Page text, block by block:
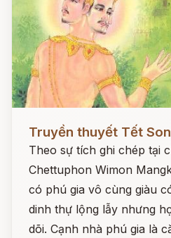
Đọc ngay
Truyền thuyết Tết
Theo sự tích ghi chép tại
Chettuphon Wimon
có phú gia vô cùng giàu
dinh thự lộng lẫy nhưng
dõi. Cạnh nhà phú gia là